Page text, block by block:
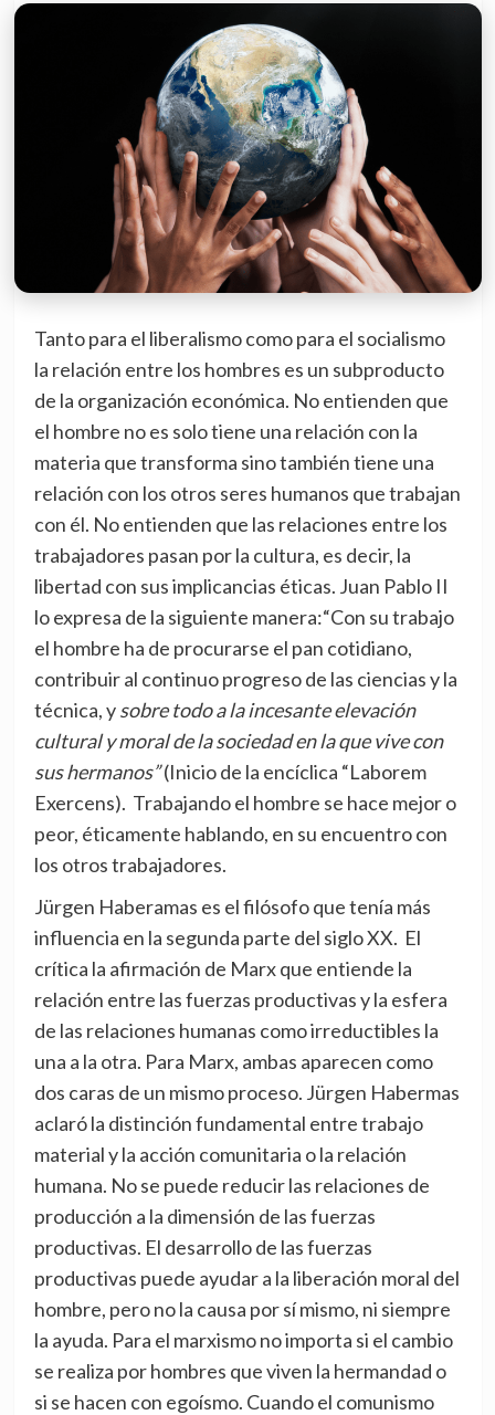
Tanto para el liberalismo como para el socialismo
la relación entre los hombres es un subproducto
de la organización económica. No entienden que
el hombre no es solo tiene una relación con la
materia que transforma sino también tiene una
relación con los otros seres humanos que trabajan
con él. No entienden que las relaciones entre los
trabajadores pasan por la cultura, es decir, la
libertad con sus implicancias éticas. Juan Pablo II
lo expresa de la siguiente manera:“Con su trabajo
el hombre ha de procurarse el pan cotidiano,
contribuir al continuo progreso de las ciencias y la
técnica, ysobre todo a la incesante elevación
cultural y moral de la sociedad en la que vive con
sus hermanos”(Inicio de la encíclica “Laborem
Exercens). Trabajando el hombre se hace mejor o
peor, éticamente hablando, en su encuentro con
los otros trabajadores.
Jürgen Haberamas es el filósofo que tenía más
influencia en la segunda parte del siglo XX. El
crítica la afirmación de Marx que entiende la
relación entre las fuerzas productivas y la esfera
de las relaciones humanas como irreductibles la
una a la otra. Para Marx, ambas aparecen como
dos caras de un mismo proceso. Jürgen Habermas
aclaró la distinción fundamental entre trabajo
material y la acción comunitaria o la relación
humana. No se puede reducir las relaciones de
producción a la dimensión de las fuerzas
productivas. El desarrollo de las fuerzas
productivas puede ayudar a la liberación moral del
hombre, pero no la causa por sí mismo, ni siempre
la ayuda. Para el marxismo no importa si el cambio
se realiza por hombres que viven la hermandad o
si se hacen con egoísmo. Cuando el comunismo